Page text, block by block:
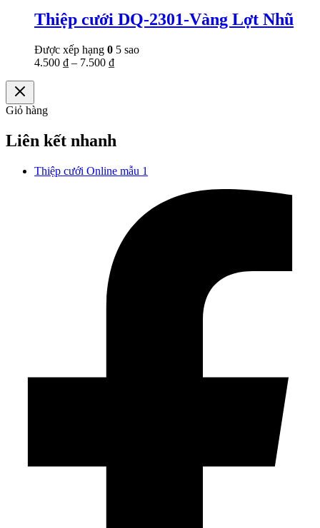
Thiệp cưới DQ-2301-Vàng Lợt Nhũ
Được xếp hạng 0 5 sao
4.500 ₫ – 7.500 ₫
Giỏ hàng
Liên kết nhanh
Thiệp cưới Online mẫu 1